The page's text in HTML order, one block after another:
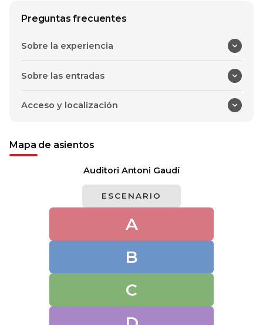
Preguntas frecuentes
Sobre la experiencia
Sobre las entradas
Acceso y localización
Mapa de asientos
Auditori Antoni Gaudí
ESCENARIO
A
B
C